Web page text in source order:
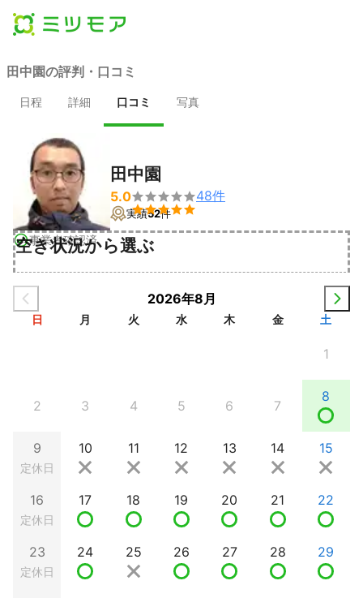
田中園の評判・口コミ
日程 詳細 口コミ 写真
事業者確認済
田中園
5.0

48件
実績52件
空き状況から選ぶ
2026年8月
日 月 火 水 木 金 土
1
2 3 4 5 6 7
8
9
定休日
10 11 12 13 14 15
16
定休日
17 18 19 20 21 22
23
定休日
24 25 26 27 28 29